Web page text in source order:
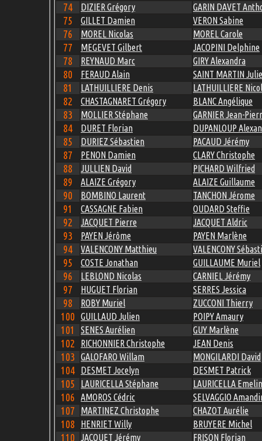
74 DIZIER Grégory GARIN DAVET
75 GILLET Damien VERON Sabine
76 MOREL Nicolas MOREL Carole
77 MEGEVET Gilbert JACOPINI Delphine
78 REYNAUD Marc GIRY Alexandra
80 FERAUD Alain SAINT MARTIN
81 LATHUILLIERE Denis LATHUILLIERE
82 CHASTAGNARET Grégory BLANC Angélique
83 MOLLIER Stéphane GARNIER Jean-
84 DURET Florian DUPANLOUP
85 DURIEZ Sébastien PACAUD Jérémy
87 PENON Damien CLARY Christophe
88 JULLIEN David PICHARD Wilfried
89 ALAIZE Grégory ALAIZE Guillaume
90 BOMBINO Laurent TANCHON Jérome
91 CASSAGNE Fabien OUDARD Steffie
92 JACQUET Pierre JACQUET Aldric
93 PAYEN Jérôme PAYEN Marlène
94 VALENCONY Matthieu VALENCONY
95 COSTE Jonathan GUILLAUME Muriel
96 LEBLOND Nicolas CARNIEL Jérémy
97 HUGUET Florian SERRES Jessica
98 ROBY Muriel ZUCCONI Thierry
100 GUILLAUD Julien POIPY Amaury
101 SENES Aurélien GUY Marlène
102 RICHONNIER Christophe JEAN Denis
103 GALOFARO Willam MONGILARDI David
104 DESMET Jocelyn DESMET Patrick
105 LAURICELLA Stéphane LAURICELLA
106 AMOROS Cédric SELVAGGIO
107 MARTINEZ Christophe CHAZOT Aurélie
108 HENRIET Willy BRUYERE Michel
110 JACQUET Jérémy FRISON Florian